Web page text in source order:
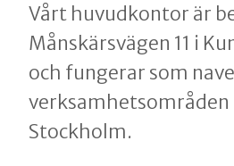
Vårt huvudkontor är
Månskärsvägen 11 i
och fungerar som
verksamhetsområden
Stockholm.